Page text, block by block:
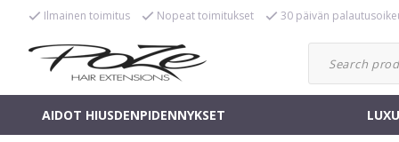
Ilmainen toimitus Nopeat toimitukset 30 päivän
AIDOT HIUSDENPIDENNYKSET